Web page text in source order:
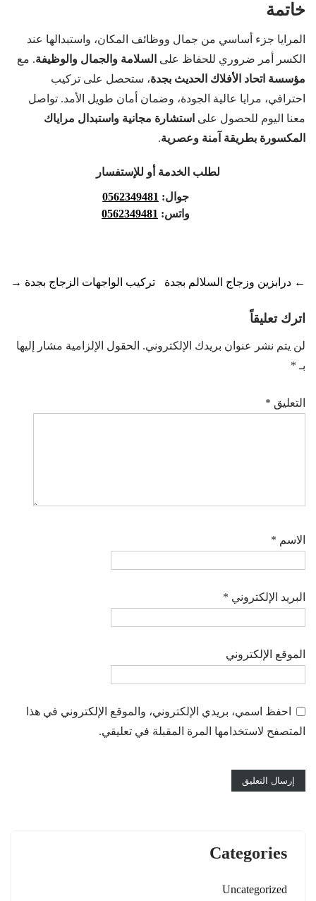
خاتمة
المرايا جزء أساسي من جمال ووظائف المكان، واستبدالها عند
الكسر أمر ضروري للحفاظ على السلامة والجمال والوظيفة. مع
مؤسسة اتحاد الأفلاك الحديث بجدة، ستحصل على تركيب
احترافي، مرايا عالية الجودة، وضمان أمان طويل الأمد. تواصل
معنا اليوم للحصول على استشارة مجانية واستبدال مراياك
المكسورة بطريقة آمنة وعصرية.
لطلب الخدمة أو للإستفسار
جوال: 0562349481
واتس: 0562349481
Post
navigation
← درابزين وزجاج السلالم بجدة تركيب الواجهات الزجاج بجدة →
اترك تعليقاً
لن يتم نشر عنوان بريدك الإلكتروني. الحقول الإلزامية مشار إليها
بـ *
التعليق *
الاسم *
البريد الإلكتروني *
الموقع الإلكتروني
احفظ اسمي، بريدي الإلكتروني، والموقع الإلكتروني في هذا
المتصفح لاستخدامها المرة المقبلة في تعليقي.
Categories
Uncategorized